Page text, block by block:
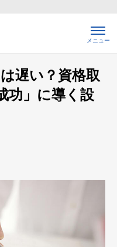
メニュー
遅い？資格取
功」に導く設